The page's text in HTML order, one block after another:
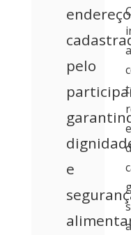
endereço
pelo
e